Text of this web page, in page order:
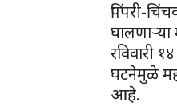
पिंपरी-
रविवारी
घटनेमुळे
आहे.